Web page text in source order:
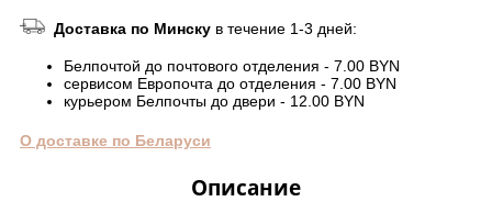
Доставка по Минску в течение 1-3 дней:
Белпочтой до почтового отделения - 7.00 BYN
сервисом Европочта до отделения - 7.00 BYN
курьером Белпочты до двери - 12.00 BYN
О доставке по Беларуси
Описание